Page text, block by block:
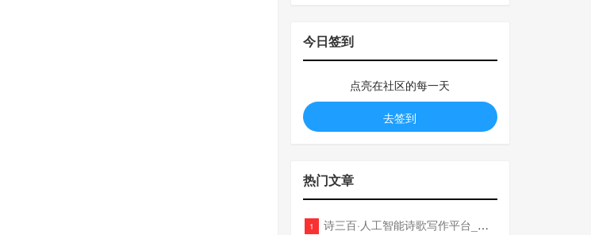
今日签到
点亮在社区的每一天
去签到
热门文章
1 诗三百·人工智能诗歌写作平台_在线作诗机_藏头诗生成器_电脑对联_姓名作诗